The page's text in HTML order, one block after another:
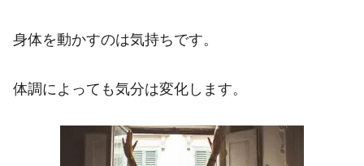
身体を動かすのは気持ちです。
体調によっても気分は変化します。